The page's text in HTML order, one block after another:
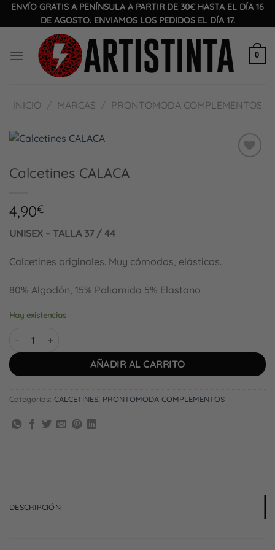
Saltar
contenido
ENVÍO GRATIS A PENÍNSULA A PARTIR DE 30€ HASTA EL DÍA 16
DE AGOSTO. ENVIAMOS LOS PEDIDOS EL DÍA 17.
0
INICIO / MARCAS / PRONTOMODA COMPLEMENTOS
Calcetines CALACA
4,90€
UNISEX – TALLA 37 / 44
Calcetines originales. Muy cómodos, elásticos.
80% Algodón, 15% Poliamida 5% Elastano
Hay existencias
AÑADIR AL CARRITO
Categorías: CALCETINES PRONTOMODA COMPLEMENTOS
DESCRIPCIÓN